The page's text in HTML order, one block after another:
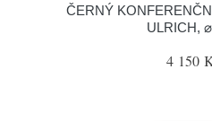
ČERNÝ
ULRICH,
4 150